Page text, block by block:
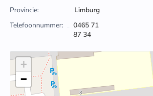
Provincie:
Limburg
Telefoonnummer:
0465 71
87 34
+
−